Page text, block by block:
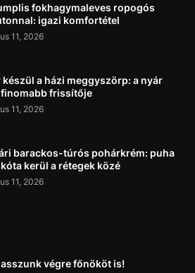
fokhagymaleves ropogós
igazi komfortétel
11, 2026
készül a házi meggyszörp: a nyár
frissítője
11, 2026
barackos-túrós pohárkrém: puha
kerül a rétegek közé
11, 2026
végre főnököt is!